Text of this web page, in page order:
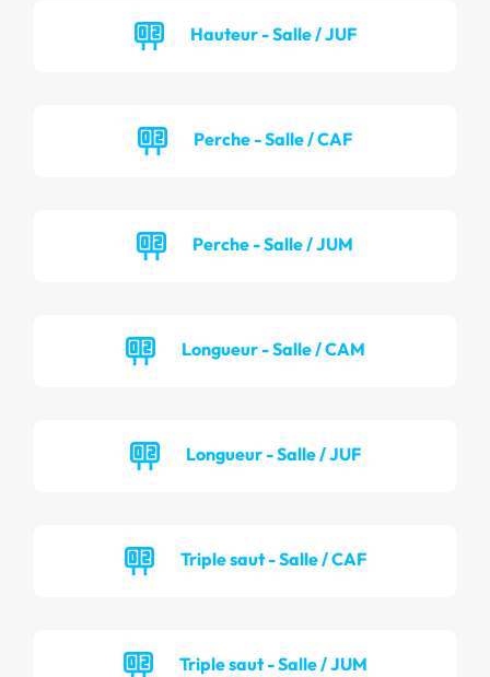
Hauteur - Salle / JUF
Perche - Salle / CAF
Perche - Salle / JUM
Longueur - Salle / CAM
Longueur - Salle / JUF
Triple saut - Salle / CAF
Triple saut - Salle / JUM